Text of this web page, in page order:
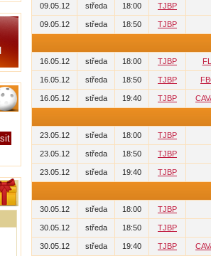
09.05.12 středa 18:00 TJBP
09.05.12 středa 18:50 TJBP
16.05.12 středa 18:00 TJBP
16.05.12 středa 18:50 TJBP
16.05.12 středa 19:40 TJBP
23.05.12 středa 18:00 TJBP
23.05.12 středa 18:50 TJBP
23.05.12 středa 19:40 TJBP
30.05.12 středa 18:00 TJBP
30.05.12 středa 18:50 TJBP
30.05.12 středa 19:40 TJBP